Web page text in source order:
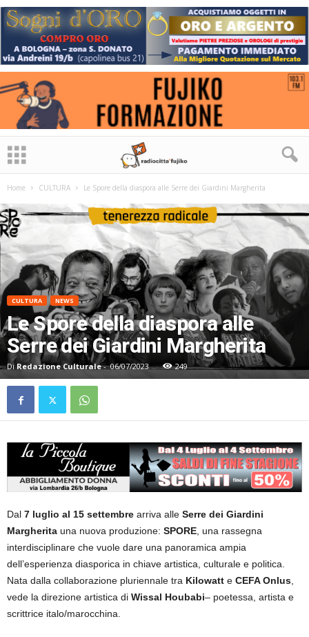
Home CULTURA Le Spore della diaspora alle Serre dei Giardini Margherita
CULTURA NEWS
Le Spore della diaspora alle
Serre dei Giardini Margherita
Di Redazione Culturale- 06/07/2023 249
Dal 7 luglio al 15 settembre arriva alle Serre dei Giardini
Margherita una nuova produzione: SPORE, una rassegna
interdisciplinare che vuole dare una panoramica ampia
dell’esperienza diasporica in chiave artistica, culturale e politica.
Nata dalla collaborazione pluriennale tra Kilowatt e CEFA Onlus,
vede la direzione artistica di Wissal Houbabi– poetessa, artista e
scrittrice italo/marocchina.